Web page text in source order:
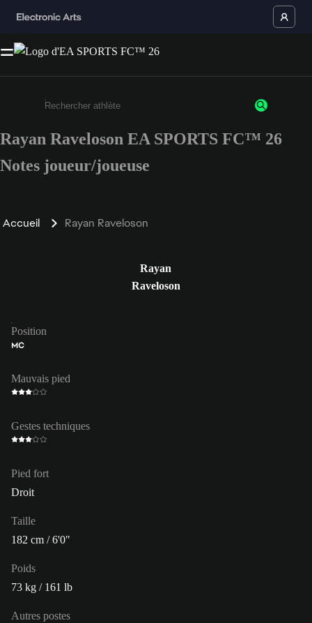
Saisissez au moins 3 caractères ou chiffres.
Rayan Raveloson EA SPORTS FC™ 26
Notes joueur/joueuse
Accueil Rayan Raveloson
Rayan
Raveloson
Position
MC
Mauvais pied
Gestes techniques
Pied fort
Droit
Taille
182 cm / 6'0"
Poids
73 kg / 161 lb
Autres postes